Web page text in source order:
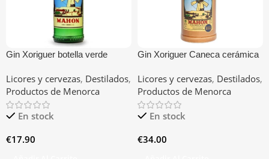
Gin Xoriguer botella verde
Licores y cervezas, Destilados,
Productos de Menorca
En stock
€17.90
Gin Xoriguer Caneca cerámica
Licores y cervezas, Destilados,
Productos de Menorca
En stock
€34.00